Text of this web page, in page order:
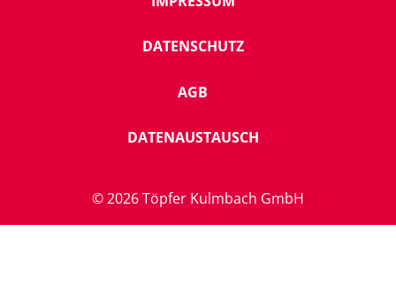
DATENSCHUTZ
AGB
DATENAUSTAUSCH
© 2026 Töpfer Kulmbach GmbH